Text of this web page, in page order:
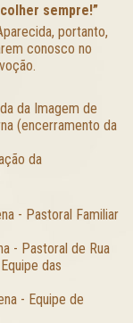
sempre!”
portanto,
conosco no
da Imagem de
(encerramento da
da
- Pastoral Familiar
- Pastoral de Rua
das
- Equipe de